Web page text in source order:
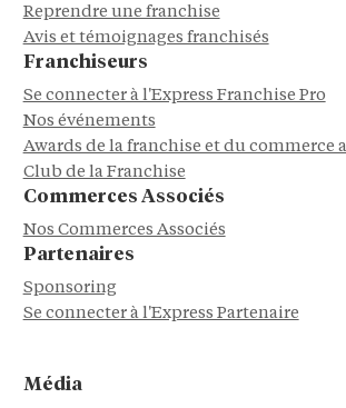
Reprendre une franchise
Avis et témoignages franchisés
Franchiseurs
Se connecter à l'Express Franchise Pro
Nos événements
Awards de la franchise et du commerce
Club de la Franchise
Commerces Associés
Nos Commerces Associés
Partenaires
Sponsoring
Se connecter à l'Express Partenaire
Média